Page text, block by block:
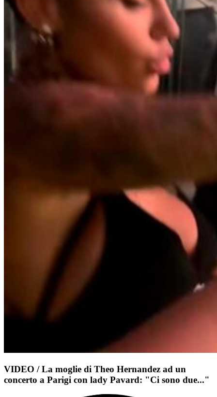
VIDEO / La moglie di Theo Hernandez ad un
concerto a Parigi con lady Pavard: "Ci sono due..."